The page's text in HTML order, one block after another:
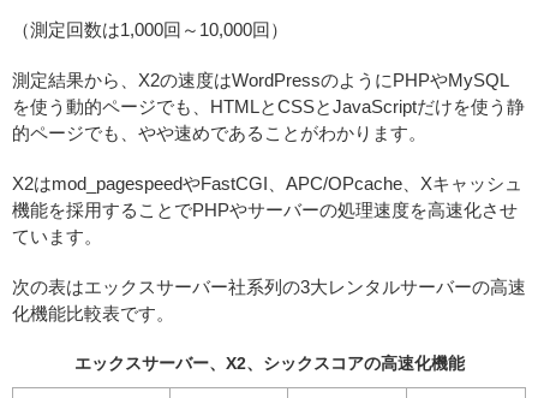
（測定回数は1,000回～10,000回）
測定結果から、X2の速度はWordPressのようにPHPやMySQL
を使う動的ページでも、HTMLとCSSとJavaScriptだけを使う静
的ページでも、やや速めであることがわかります。
X2はmod_pagespeedやFastCGI、APC/OPcache、Xキャッシュ
機能を採用することでPHPやサーバーの処理速度を高速化させ
ています。
次の表はエックスサーバー社系列の3大レンタルサーバーの高速
化機能比較表です。
エックスサーバー、X2、シックスコアの高速化機能